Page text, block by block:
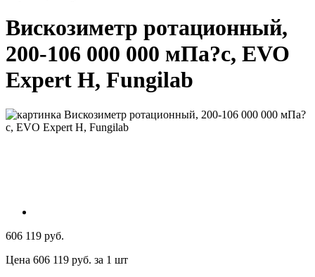
Вискозиметр ротационный,
200-106 000 000 мПа?с, EVO
Expert H, Fungilab
606 119 руб.
Цена 606 119 руб. за 1 шт